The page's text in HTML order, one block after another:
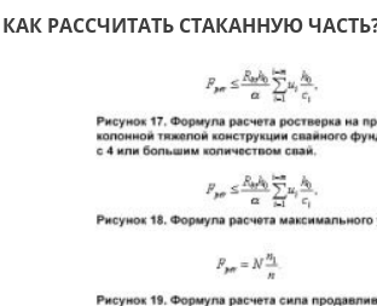
КАК РАССЧИТАТЬ СТАКАННУЮ